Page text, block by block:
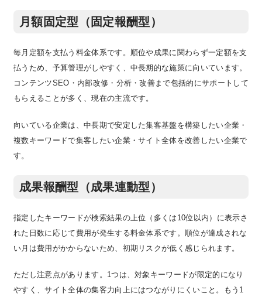
月額固定型（固定報酬型）
毎月定額を支払う料金体系です。順位や成果に関わらず一定額を支
払うため、予算管理がしやすく、中長期的な施策に向いています。
コンテンツSEO・内部改修・分析・改善まで包括的にサポートして
もらえることが多く、現在の主流です。
向いている企業は、中長期で安定した集客基盤を構築したい企業・
複数キーワードで集客したい企業・サイト全体を改善したい企業で
す。
成果報酬型（成果連動型）
指定したキーワードが検索結果の上位（多くは10位以内）に表示さ
れた日数に応じて費用が発生する料金体系です。順位が達成されな
い月は費用がかからないため、初期リスクが低く感じられます。
ただし注意点があります。1つは、対象キーワードが限定的になり
やすく、サイト全体の集客力向上にはつながりにくいこと。もう1